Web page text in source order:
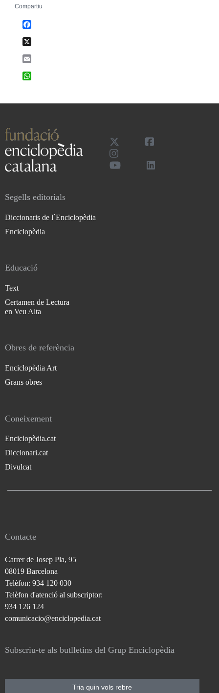
Compartiu
Segells editorials
Diccionaris de l`Enciclopèdia
Enciclopèdia
Educació
Text
Certamen de Lectura
en Veu Alta
Obres de referència
Enciclopèdia Art
Grans obres
Coneixement
Enciclopèdia.cat
Diccionari.cat
Divulcat
Contacte
Carrer de Josep Pla, 95
08019 Barcelona
Telèfon: 934 120 030
Telèfon d'atenció al subscriptor:
934 126 124
comunicacio@enciclopedia.cat
Subscriu-te als butlletins del Grup Enciclopèdia
Tria quin vols rebre